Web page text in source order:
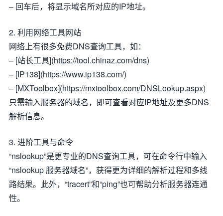
– 回车后，将显示域名所对应的IP地址。
2. 利用网络工具网站
网络上有很多免费DNS查询工具，如：
– [站长工具](https://tool.chinaz.com/dns)
– [IP138](https://www.ip138.com/)
– [MXToolbox](https://mxtoolbox.com/DNSLookup.aspx)
只需输入服务器的域名，即可查看对应IP地址及更多DNS
解析信息。
3. 进阶工具与命令
“nslookup”是更专业的DNS查询工具，可在命令行中输入
“nslookup 服务器域名”，获得更为详细的解析过程和多线
路结果。此外，“tracert”和“ping”也可帮助分析服务器连通
性。